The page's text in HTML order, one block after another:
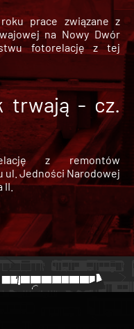
prace związane z
na Nowy Dwór
fotorelację z tej
trwają - cz.
z remontów
ul. Jedności Narodowej
II.